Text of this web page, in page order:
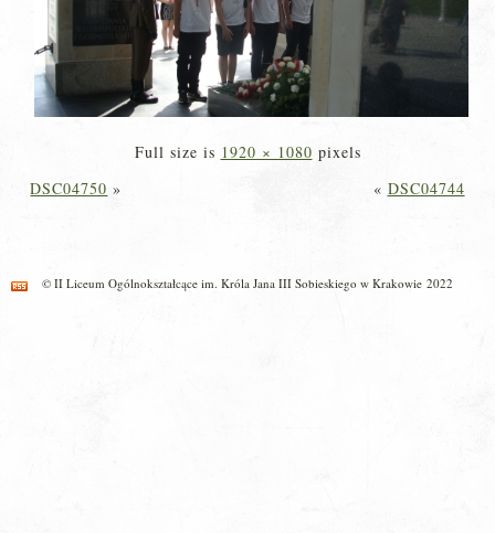
Full size is 1920 × 1080 pixels
DSC04750 » « DSC04744
© II Liceum Ogólnokształcące im. Króla Jana III Sobieskiego w Krakowie 2022